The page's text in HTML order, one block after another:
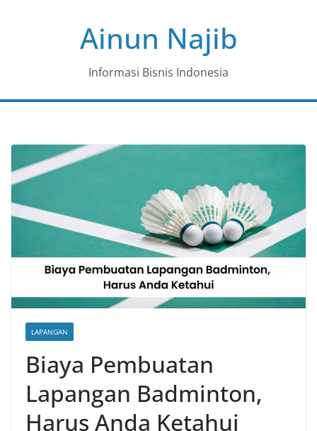
Ainun Najib
Informasi Bisnis Indonesia
LAPANGAN
Biaya Pembuatan
Lapangan Badminton,
Harus Anda Ketahui